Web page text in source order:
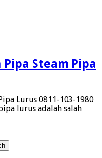
Steam Pipa
Lurus 0811-103-1980
lurus adalah salah